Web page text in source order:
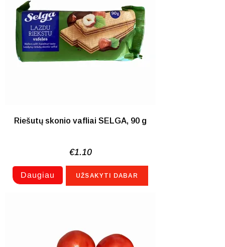
Riešutų skonio vafliai SELGA, 90 g
€1.10
Daugiau UŽSAKYTI DABAR